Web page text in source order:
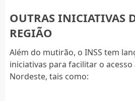
OUTRAS INICIATIVAS
REGIÃO
Além do mutirão, o INSS tem
iniciativas para facilitar o
Nordeste, tais como: